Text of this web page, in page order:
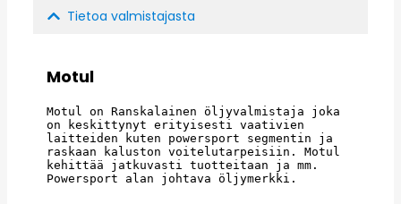
Tietoa valmistajasta
Motul
Motul on Ranskalainen öljyvalmistaja joka
on keskittynyt erityisesti vaativien
laitteiden kuten powersport segmentin ja
raskaan kaluston voitelutarpeisiin. Motul
kehittää jatkuvasti tuotteitaan ja mm.
Powersport alan johtava öljymerkki.